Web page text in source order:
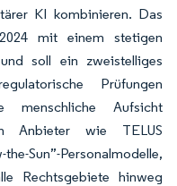
KI kombinieren. Das
mit einem stetigen
soll ein zweistelliges
Prüfungen
menschliche Aufsicht
Anbieter wie TELUS
Sun”-Personalmodelle,
Rechtsgebiete hinweg